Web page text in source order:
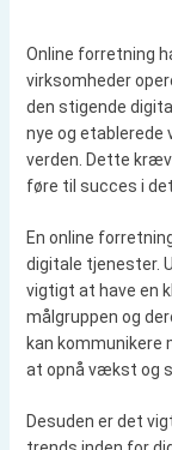
Online forretning
virksomheder
den stigende
nye og etablerede
verden. Dette
føre til succes i
En online
digitale tjenester.
vigtigt at have en
målgruppen og
kan kommunikere
at opnå vækst og
Desuden er det